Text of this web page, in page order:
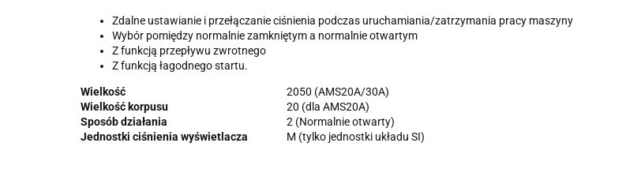
Zdalne ustawianie i przełączanie ciśnienia podczas uruchamiania/zatrzymania pracy maszyny
Wybór pomiędzy normalnie zamkniętym a normalnie otwartym
Z funkcją przepływu zwrotnego
Z funkcją łagodnego startu.
Wielkość
2050 (AMS20A/30A)
Wielkość korpusu
20 (dla AMS20A)
Sposób działania
2 (Normalnie otwarty)
Jednostki ciśnienia wyświetlacza
M (tylko jednostki układu SI)